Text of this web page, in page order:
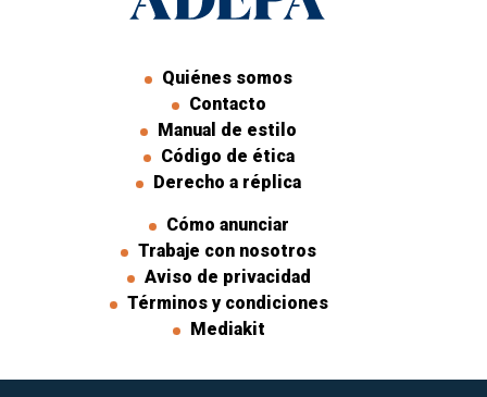
Quiénes somos
Contacto
Manual de estilo
Código de ética
Derecho a réplica
Cómo anunciar
Trabaje con nosotros
Aviso de privacidad
Términos y condiciones
Mediakit